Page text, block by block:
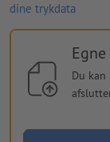
dine trykdata
Du